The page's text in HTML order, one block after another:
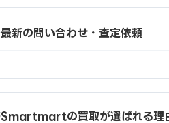
最新の問い合わせ・査定依頼
Smartmartの買取が選ばれる理